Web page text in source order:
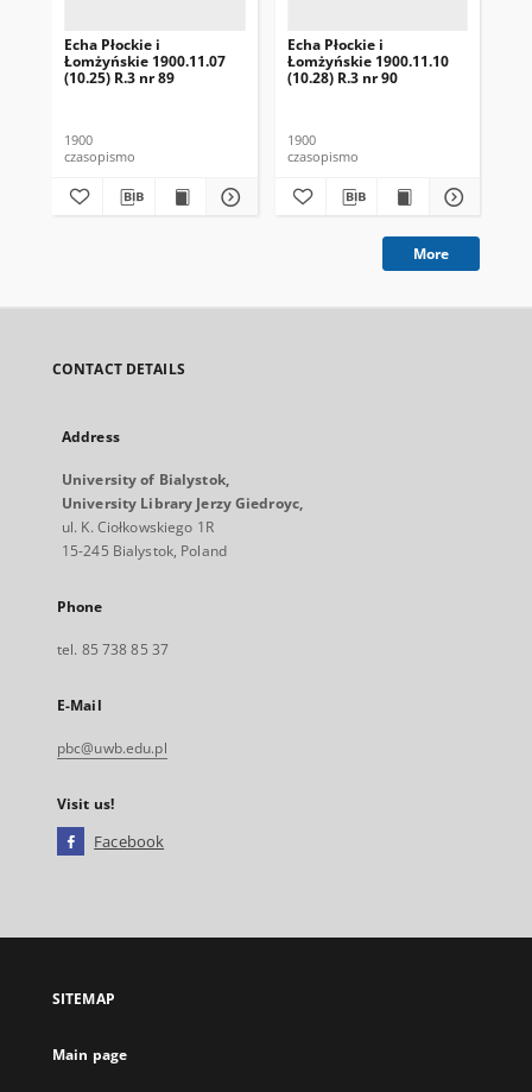
Echa Płockie i
Łomżyńskie 1900.11.07
(10.25) R.3 nr 89
1900
czasopismo
Echa Płockie i
Łomżyńskie 1900.11.10
(10.28) R.3 nr 90
1900
czasopismo
More
CONTACT DETAILS
Address
University of Bialystok,
University Library Jerzy Giedroyc,
ul. K. Ciołkowskiego 1R
15-245 Bialystok, Poland
Phone
tel. 85 738 85 37
E-Mail
pbc@uwb.edu.pl
Visit us!
Facebook
open
new
SITEMAP
Main page